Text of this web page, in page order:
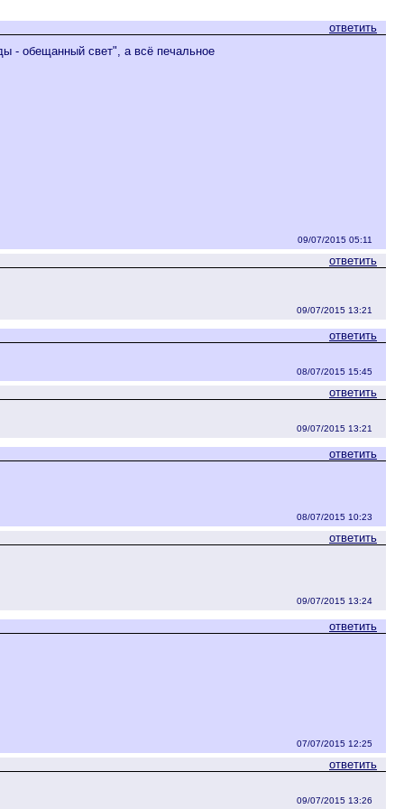
ответить
- обещанный свет", а всё печальное
09/07/2015 05:11
ответить
09/07/2015 13:21
ответить
08/07/2015 15:45
ответить
09/07/2015 13:21
ответить
08/07/2015 10:23
ответить
09/07/2015 13:24
ответить
07/07/2015 12:25
ответить
09/07/2015 13:26